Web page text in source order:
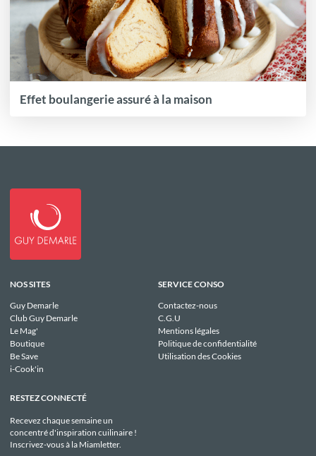
Effet boulangerie assuré à la maison
NOS SITES
Guy Demarle
Club Guy Demarle
Le Mag'
Boutique
Be Save
i-Cook'in
SERVICE CONSO
Contactez-nous
C.G.U
Mentions légales
Politique de confidentialité
Utilisation des Cookies
RESTEZ CONNECTÉ
Recevez chaque semaine un
concentré d'inspiration cuilinaire !
Inscrivez-vous à la Miamletter.